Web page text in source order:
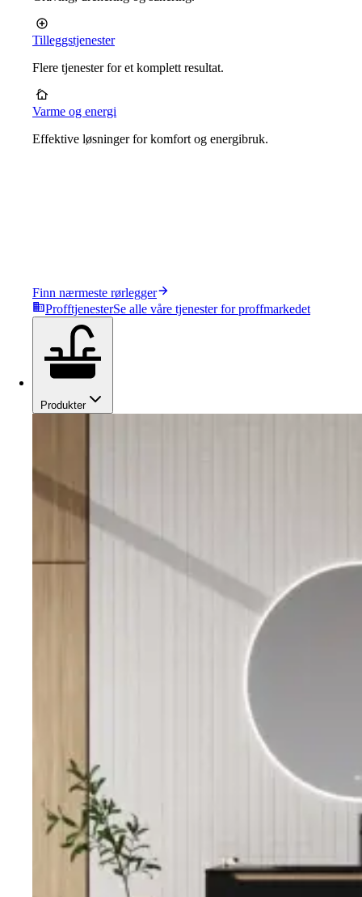
Tilleggstjenester
Flere tjenester for et komplett resultat.
Varme og energi
Effektive løsninger for komfort og energibruk.
Finn nærmeste rørlegger
ProfftjenesterSe alle våre tjenester for proffmarkedet
Produkter